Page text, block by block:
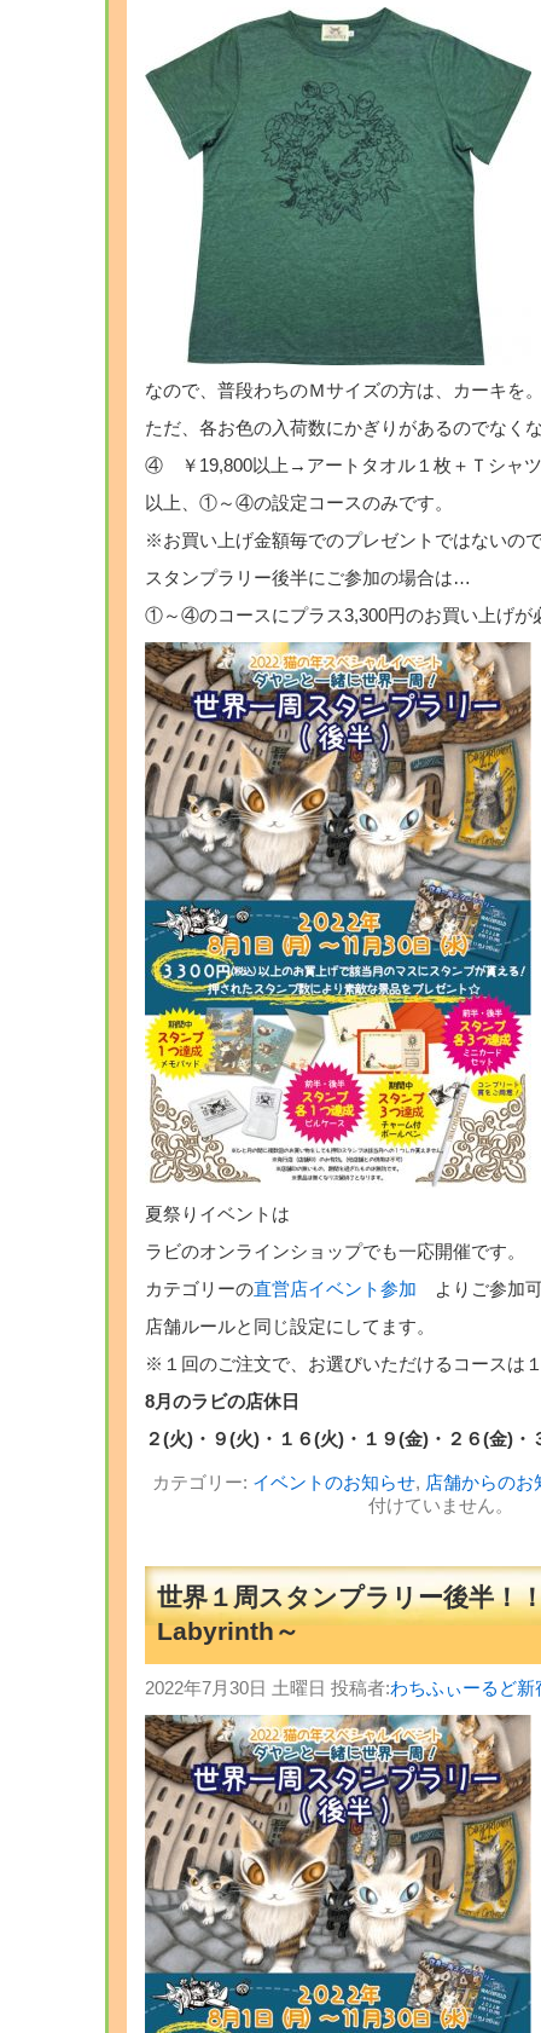
なので、普段わちのＭサイズの方は、カーキを
ただ、各お色の入荷数にかぎりがあるのでなく
④ ￥19,800以上→アートタオル１枚＋Ｔシャ
以上、①～④の設定コースのみです。
※お買い上げ金額毎でのプレゼントではないの
スタンプラリー後半にご参加の場合は…
①～④のコースにプラス3,300円のお買い上げが
夏祭りイベントは
ラビのオンラインショップでも一応開催です。
カテゴリーの直営店イベント参加 よりご参加
店舗ルールと同じ設定にしてます。
※１回のご注文で、お選びいただけるコースは
8月のラビの店休日
２(火)・９(火)・１６(火)・１９(金)・２６(金)・
カテゴリー: イベントのお知らせ, 店舗からのお
付けていません。
世界１周スタンプラリー後半！
Labyrinth～
2022年7月30日 土曜日 投稿者:わちふぃーるど